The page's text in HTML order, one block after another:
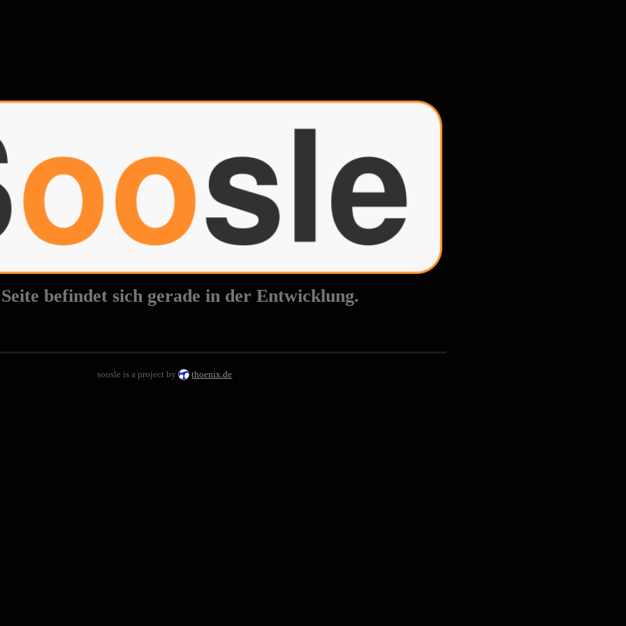
befindet sich gerade in der Entwicklung.
soosle is a project by thoenix.de